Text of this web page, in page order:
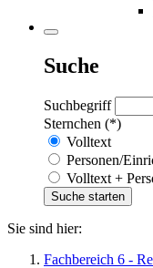
Suche
Suchbegriff
Sternchen (*)
Volltext
Personen/
Volltext +
Sie sind hier:
Fachbereich 6 -